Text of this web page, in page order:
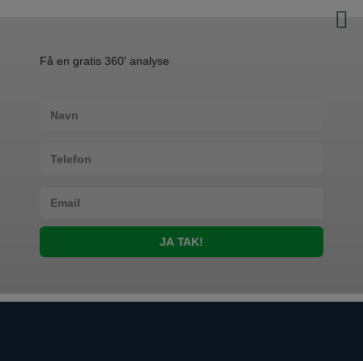
OM OS
Din digitale, online partner
Få engratis 360' analyse